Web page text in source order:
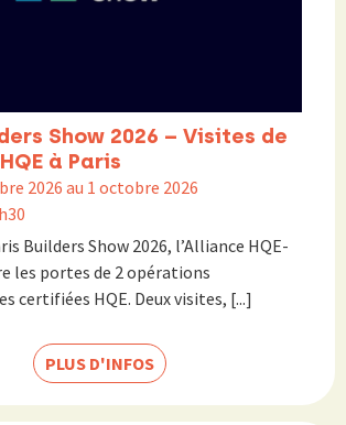
Show 2026 – Visites de
à Paris
2026 au 1 octobre 2026
Builders Show 2026, l’Alliance HQE-
les portes de 2 opérations
certifiées HQE. Deux visites, [...]
PLUS D'INFOS